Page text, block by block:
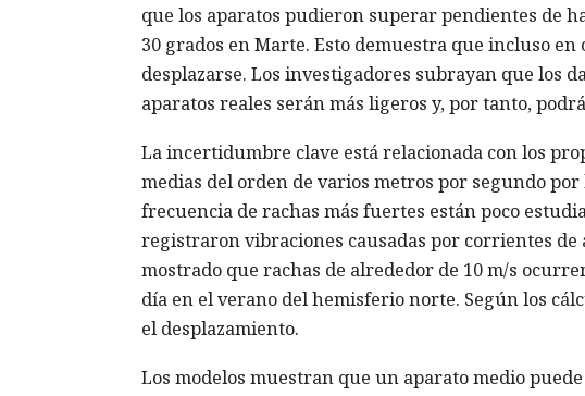
que los aparatos pudieron superar pendientes de
30 grados en Marte. Esto demuestra que incluso
desplazarse. Los investigadores subrayan que los
aparatos reales serán más ligeros y, por tanto,
La incertidumbre clave está relacionada con los
medias del orden de varios metros por segundo
frecuencia de rachas más fuertes están poco
registraron vibraciones causadas por corrientes
mostrado que rachas de alrededor de 10 m/s
día en el verano del hemisferio norte. Según los
el desplazamiento.
Los modelos muestran que un aparato medio